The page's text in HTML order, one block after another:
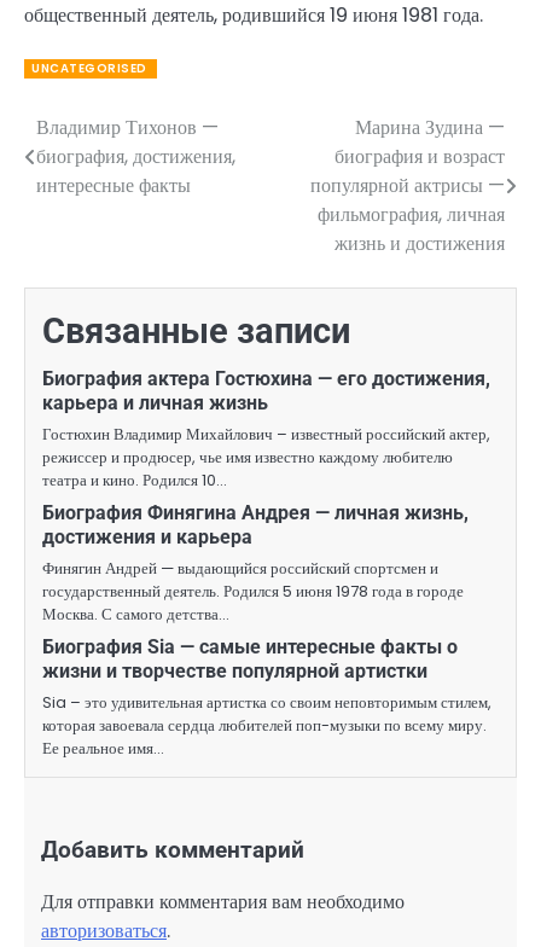
общественный деятель, родившийся 19 июня 1981 года.
UNCATEGORISED
Навигация
по
Владимир Тихонов —
биография, достижения,
интересные факты
Марина Зудина —
биография и возраст
популярной актрисы —
фильмография, личная
жизнь и достижения
Связанные записи
Биография актера Гостюхина — его достижения,
карьера и личная жизнь
Гостюхин Владимир Михайлович – известный российский актер,
режиссер и продюсер, чье имя известно каждому любителю
театра и кино. Родился 10…
Биография Финягина Андрея — личная жизнь,
достижения и карьера
Финягин Андрей — выдающийся российский спортсмен и
государственный деятель. Родился 5 июня 1978 года в городе
Москва. С самого детства…
Биография Sia — самые интересные факты о
жизни и творчестве популярной артистки
Sia – это удивительная артистка со своим неповторимым стилем,
которая завоевала сердца любителей поп-музыки по всему миру.
Ее реальное имя…
Добавить комментарий
Для отправки комментария вам необходимо
авторизоваться.